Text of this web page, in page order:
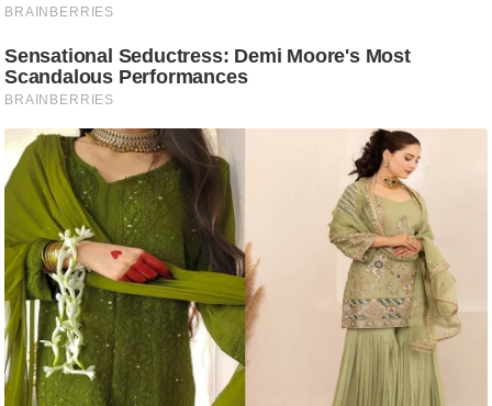
भु
हि
मा
/
ध
र्म
स्थ
ल
व्र
त
त्यो
हा
र